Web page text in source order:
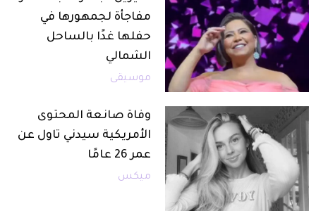
مفاجأة لجمهورها في
حفلها غدًا بالساحل
الشمالي
موسيقى
وفاة صانعة المحتوى
الأمريكية سيدني تاول عن
عمر 26 عامًا
ميكس